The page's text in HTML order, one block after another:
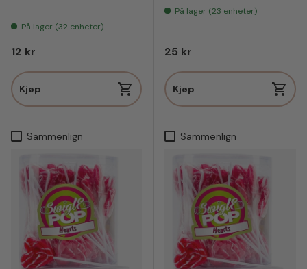
På lager (32 enheter)
Vanlig pris
12 kr
Kjøp
På lager (23 enheter)
Vanlig pris
25 kr
Kjøp
Sammenlign Sammenlign